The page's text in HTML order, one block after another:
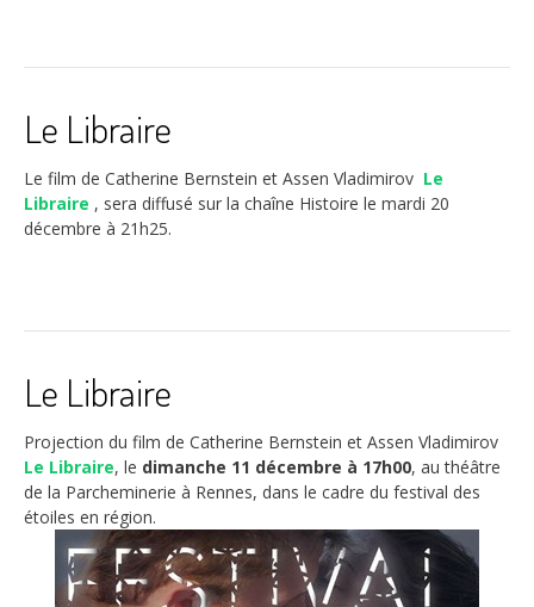
Le Libraire
Le film de Catherine Bernstein et Assen Vladimirov Le
Libraire , sera diffusé sur la chaîne Histoire le mardi 20
décembre à 21h25.
Le Libraire
Projection du film de Catherine Bernstein et Assen Vladimirov
Le Libraire, le dimanche 11 décembre à 17h00, au théâtre
de la Parcheminerie à Rennes, dans le cadre du festival des
étoiles en région.